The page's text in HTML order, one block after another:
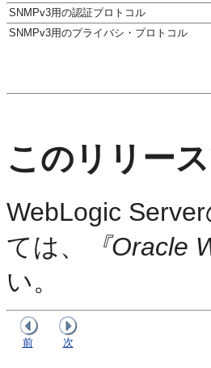
SNMPv3用の認証プロトコル
SNMPv3用のプライバシ・プロトコル
このリリー
WebLogic
ては、
『Oracle
い。
前 次